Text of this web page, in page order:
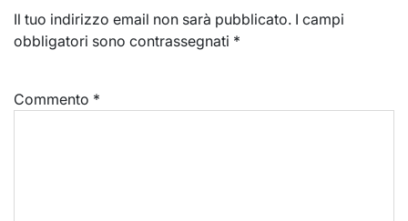
Il tuo indirizzo email non sarà pubblicato. I campi
obbligatori sono contrassegnati *
Commento *